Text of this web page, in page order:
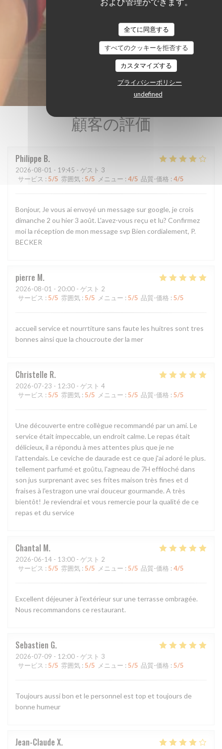
全てに同意する
すべてのクッキーを拒否する
カスタマイズする
プライバシーポリシー
undefined
顧客の評価
Philippe B
2026-08-01 - 19:45 - ゲスト 3
サービス : 5/5 雰囲気 : 5/5 メニュー : 4/5 品質-価格 : 4/5
Bonjour, Je vous ai envoyé un message sur google, je crois
dimanche 2 ou hier 3 août. L'avez-vous reçu et lu? Confirmez
moi la réception de mon message svp Bien cordialement, P.
BECKER
pierre M
2026-08-01 - 20:00 - ゲスト 2
サービス : 5/5 雰囲気 : 5/5 メニュー : 5/5 品質-価格 : 5/5
accueil service et nourrtiture sans faute les huitres sont tres
bonnes ainsi que la choucroute der la mer
Christelle R
2026-07-23 - 12:30 - ゲスト 4
サービス : 5/5 雰囲気 : 5/5 メニュー : 5/5 品質-価格 : 5/5
Une découverte entre collègue recommandé par un ami. Le
service était impeccable, un endroit calme. Le repas était
délicieux, il a répondu à mes attentes plus que je ne
l'attendais. Le ceviche de daurade est ce que j'ai adoré le plus.
tellement parfumé et goûtu, l'agneau de 7H effiloché dans
son jus surprenant avec ses frites maison très fines et d
fraises à l'estragon une vrai douceur gourmande. A très
bientôt! Je reviendrai et vous remercie pour la qualité de ce
repas et du service
Chantal M
2026-06-14 - 13:00 - ゲスト 2
サービス : 5/5 雰囲気 : 5/5 メニュー : 5/5 品質-価格 : 4/5
Excellent déjeuner à l'extérieur sur une terrasse ombragée.
Nous recommandons ce restaurant.
Sebastien G
2026-07-09 - 12:00 - ゲスト 3
サービス : 5/5 雰囲気 : 5/5 メニュー : 5/5 品質-価格 : 5/5
Toujours aussi bon et le personnel est top et toujours de
bonne humeur
Jean-Claude X